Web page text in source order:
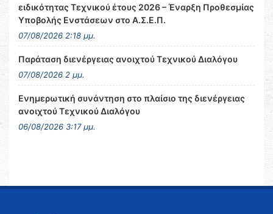
ειδικότητας Τεχνικού έτους 2026 – Έναρξη Προθεσμίας
Υποβολής Ενστάσεων στο Α.Σ.Ε.Π.
07/08/2026 2:18 μμ.
Παράταση διενέργειας ανοιχτού Τεχνικού Διαλόγου
07/08/2026 2 μμ.
Ενημερωτική συνάντηση στο πλαίσιο της διενέργειας
ανοιχτού Τεχνικού Διαλόγου
06/08/2026 3:17 μμ.